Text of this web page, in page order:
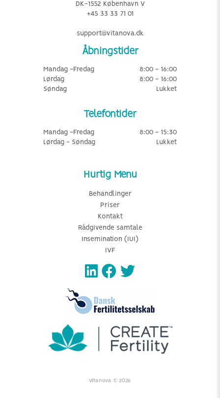
DK-1552 København V
+45 33 33 71 01
support@vitanova.dk
Åbningstider
Mandag -Fredag
8:00 - 16:00
Lørdag
8:00 - 16:00
Søndag
Lukket
Telefontider
Mandag -Fredag
8:00 - 15:30
Lørdag - Søndag
Lukket
Hurtig Menu
Behandlinger
Priser
Kontakt
Rådgivende samtale
Insemination (IUI)
IVF
Vitanova © 2026